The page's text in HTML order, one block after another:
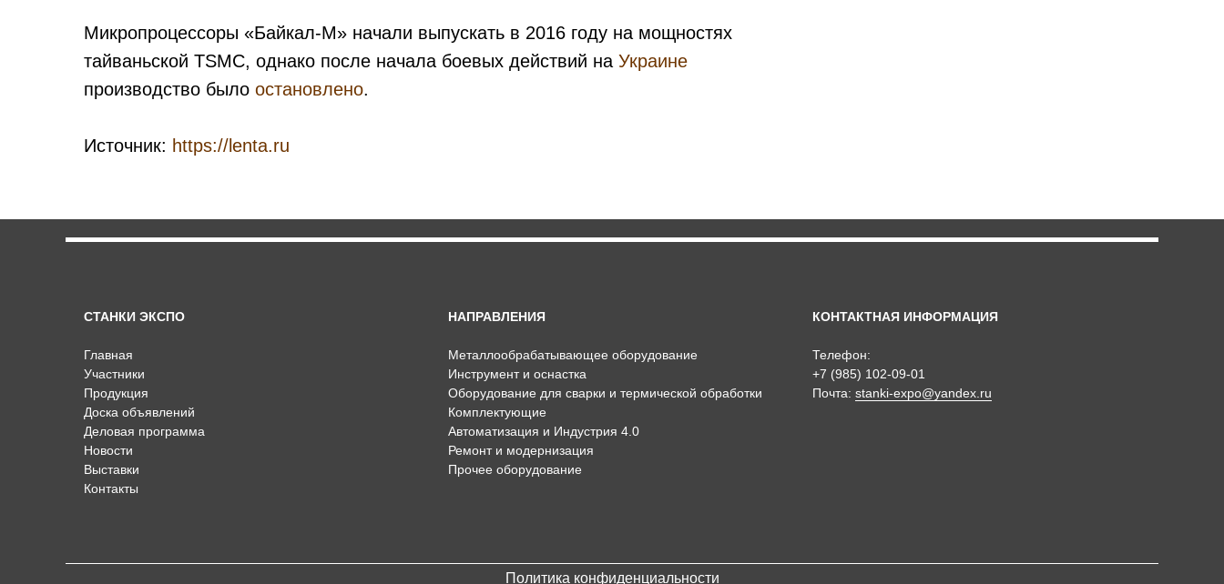
Микропроцессоры «Байкал-М» начали выпускать в 2016 году на мощностях
тайваньской TSMC, однако после начала боевых действий на Украине
производство было остановлено.
Источник: https://lenta.ru
СТАНКИ ЭКСПО
Главная
Участники
Продукция
Доска объявлений
Деловая программа
Новости
Выставки
Контакты
НАПРАВЛЕНИЯ
Металлообрабатывающее оборудование
Инструмент и оснастка
Оборудование для сварки и термической обработки
Комплектующие
Автоматизация и Индустрия 4.0
Ремонт и модернизация
Прочее оборудование
КОНТАКТНАЯ ИНФОРМАЦИЯ
Телефон:
+7 (985) 102-09-01
Почта: stanki-expo@yandex.ru
Политика конфиденциальности